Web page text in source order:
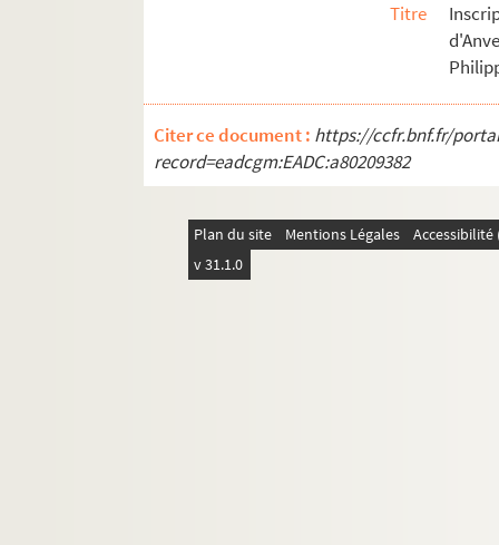
Titre
Citer ce document : https://ccfr.bnf.fr/
record=eadcgm:EADC:a80209382
Plan du site Mentions Légales
v 31.1.0